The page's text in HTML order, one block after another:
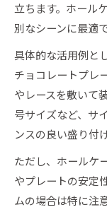
立ちます。ホール
別なシーンに最適で
具体的な活用例と
チョコレートプレ
やレースを敷いて
号サイズなど、サ
ンスの良い盛り付
ただし、ホールケ
やプレートの安定
ムの場合は特に注